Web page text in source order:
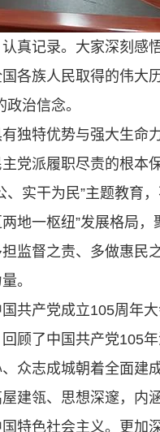
真记录。大家深刻感
各族人民取得的伟大
治信念。
独特优势与强大生命
党派履职尽责的根本保
实干为民”主题教育
地一枢纽”发展格局
监督之责、多做惠民
。
共产党成立105周年
顾了中国共产党105
众志成城朝着全面建
建瓴、思想深邃，内
特色社会主义。更加